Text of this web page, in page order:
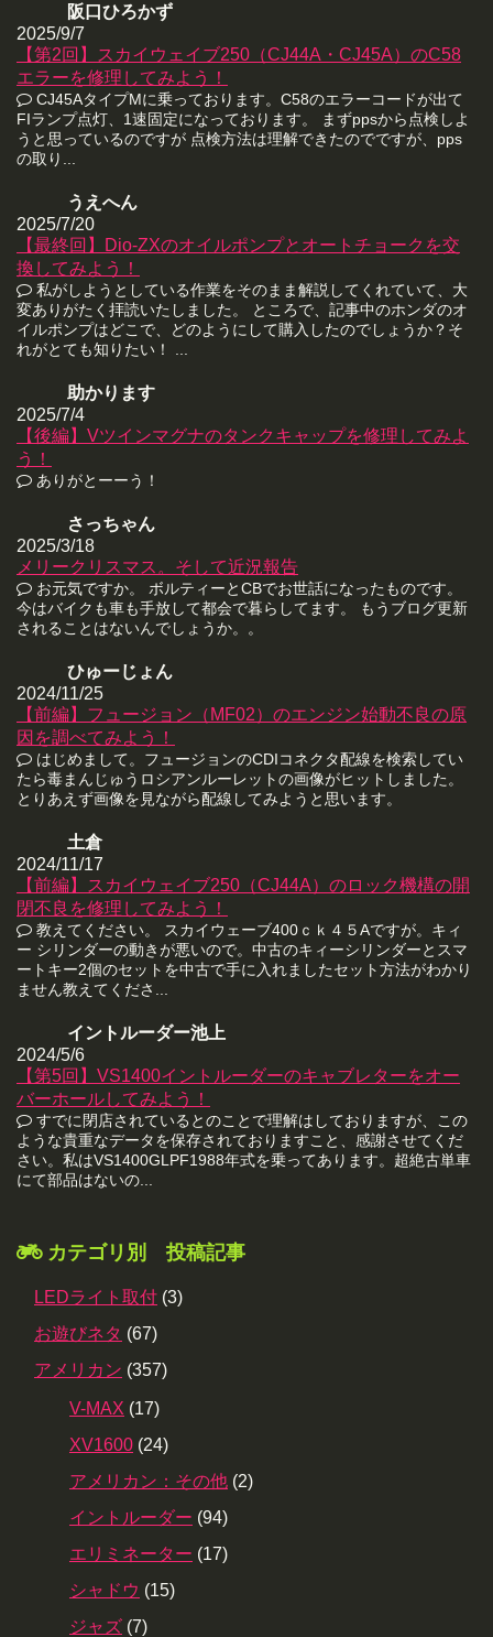
阪口ひろかず
2025/9/7
【第2回】スカイウェイブ250（CJ44A・CJ45A）のC58
エラーを修理してみよう！
CJ45AタイプMに乗っております。C58のエラーコードが出て
FIランプ点灯、1速固定になっております。 まずppsから点検しよ
うと思っているのですが 点検方法は理解できたのでですが、pps
の取り...
うえへん
2025/7/20
【最終回】Dio-ZXのオイルポンプとオートチョークを交
換してみよう！
私がしようとしている作業をそのまま解説してくれていて、大
変ありがたく拝読いたしました。 ところで、記事中のホンダのオ
イルポンプはどこで、どのようにして購入したのでしょうか？そ
れがとても知りたい！ ...
助かります
2025/7/4
【後編】Vツインマグナのタンクキャップを修理してみよ
う！
ありがとーーう！
さっちゃん
2025/3/18
メリークリスマス。そして近況報告
お元気ですか。 ボルティーとCBでお世話になったものです。
今はバイクも車も手放して都会で暮らしてます。 もうブログ更新
されることはないんでしょうか。。
ひゅーじょん
2024/11/25
【前編】フュージョン（MF02）のエンジン始動不良の原
因を調べてみよう！
はじめまして。フュージョンのCDIコネクタ配線を検索してい
たら毒まんじゅうロシアンルーレットの画像がヒットしました。
とりあえず画像を見ながら配線してみようと思います。
土倉
2024/11/17
【前編】スカイウェイブ250（CJ44A）のロック機構の開
閉不良を修理してみよう！
教えてください。 スカイウェーブ400ｃｋ４５Aですが。キィ
ー シリンダーの動きが悪いので。中古のキィーシリンダーとスマ
ートキー2個のセットを中古で手に入れましたセット方法がわかり
ません教えてくださ...
イントルーダー池上
2024/5/6
【第5回】VS1400イントルーダーのキャブレターをオー
バーホールしてみよう！
すでに閉店されているとのことで理解はしておりますが、この
ような貴重なデータを保存されておりますこと、感謝させてくだ
さい。私はVS1400GLPF1988年式を乗ってあります。超絶古単車
にて部品はないの...
カテゴリ別 投稿記事
LEDライト取付 (3)
お遊びネタ (67)
アメリカン (357)
V-MAX (17)
XV1600 (24)
アメリカン：その他 (2)
イントルーダー (94)
エリミネーター (17)
シャドウ (15)
ジャズ (7)